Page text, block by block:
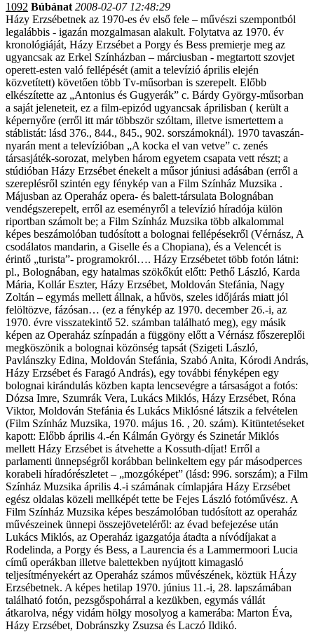
1092 Búbánat 2008-02-07 12:48:29
Házy Erzsébetnek az 1970-es év első fele – művészi szempontból
legalábbis - igazán mozgalmasan alakult. Folytatva az 1970. év
kronológiáját, Házy Erzsébet a Porgy és Bess premierje meg az
ugyancsak az Erkel Színházban – márciusban - megtartott szovjet
operett-esten való fellépését (amit a televízió április elején
közvetített) követően több Tv-műsorban is szerepelt. Előbb
elkészítette az „Antonius és Gugyerák” c. Bárdy György-műsorban
a saját jeleneteit, ez a film-epizód ugyancsak áprilisban ( került a
képernyőre (erről itt már többször szóltam, illetve ismertettem a
stáblistát: lásd 376., 844., 845., 902. sorszámoknál). 1970 tavaszán-
nyarán ment a televízióban „A kocka el van vetve” c. zenés
társasjáték-sorozat, melyben három egyetem csapata vett részt; a
stúdióban Házy Erzsébet énekelt a műsor júniusi adásában (erről a
szereplésről szintén egy fénykép van a Film Színház Muzsika .
Májusban az Operaház opera- és balett-társulata Bolognában
vendégszerepelt, erről az eseményről a televízió híradója külön
riportban számolt be; a Film Színház Muzsika több alkalommal
képes beszámolóban tudósított a bolognai fellépésekről (Vérnász, A
csodálatos mandarin, a Giselle és a Chopiana), és a Velencét is
érintő „turista”- programokról…. Házy Erzsébetet több fotón látni:
pl., Bolognában, egy hatalmas szökőkút előtt: Pethő László, Karda
Mária, Kollár Eszter, Házy Erzsébet, Moldován Stefánia, Nagy
Zoltán – egymás mellett állnak, a hűvös, szeles időjárás miatt jól
felöltözve, fázósan… (ez a fénykép az 1970. december 26.-i, az
1970. évre visszatekintő 52. számban található meg), egy másik
képen az Operaház színpadán a függöny előtt a Vérnász főszereplői
megköszönik a bolognai közönség tapsát (Szigeti László,
Pavlánszky Edina, Moldován Stefánia, Szabó Anita, Kórodi András,
Házy Erzsébet és Faragó András), egy további fényképen egy
bolognai kirándulás közben kapta lencsevégre a társaságot a fotós:
Dózsa Imre, Szumrák Vera, Lukács Miklós, Házy Erzsébet, Róna
Viktor, Moldován Stefánia és Lukács Miklósné látszik a felvételen
(Film Színház Muzsika, 1970. május 16. , 20. szám). Kitüntetéseket
kapott: Előbb április 4.-én Kálmán György és Szinetár Miklós
mellett Házy Erzsébet is átvehette a Kossuth-díjat! Erről a
parlamenti ünnepségről korábban belinkeltem egy pár másodperces
korabeli híradórészletet – „mozgóképet” (lásd: 996. sorszám); a Film
Színház Muzsika április 4.-i számának címlapjára Házy Erzsébet
egész oldalas közeli mellképét tette be Fejes László fotóművész. A
Film Színház Muzsika képes beszámolóban tudósított az operaház
művészeinek ünnepi összejöveteléről: az évad befejezése után
Lukács Miklós, az Operaház igazgatója átadta a nívódíjakat a
Rodelinda, a Porgy és Bess, a Laurencia és a Lammermoori Lucia
című operákban illetve balettekben nyújtott kimagasló
teljesítményekért az Operaház számos művészének, köztük HÁzy
Erzsébetnek. A képes hetilap 1970. június 11.-i, 28. lapszámában
található fotón, pezsgőspohárral a kezükben, egymás vállát
átkarolva, négy vidám hölgy mosolyog a kamerába: Marton Éva,
Házy Erzsébet, Dobránszky Zsuzsa és Laczó Ildikó.